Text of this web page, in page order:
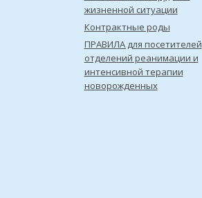
жизненной ситуации
Контрактные роды
ПРАВИЛА для посетителей
отделений реанимации и
интенсивной терапии
новорожденных